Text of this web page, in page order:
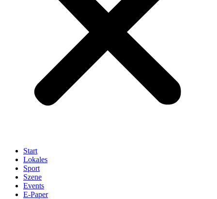
Start
Lokales
Sport
Szene
Events
E-Paper